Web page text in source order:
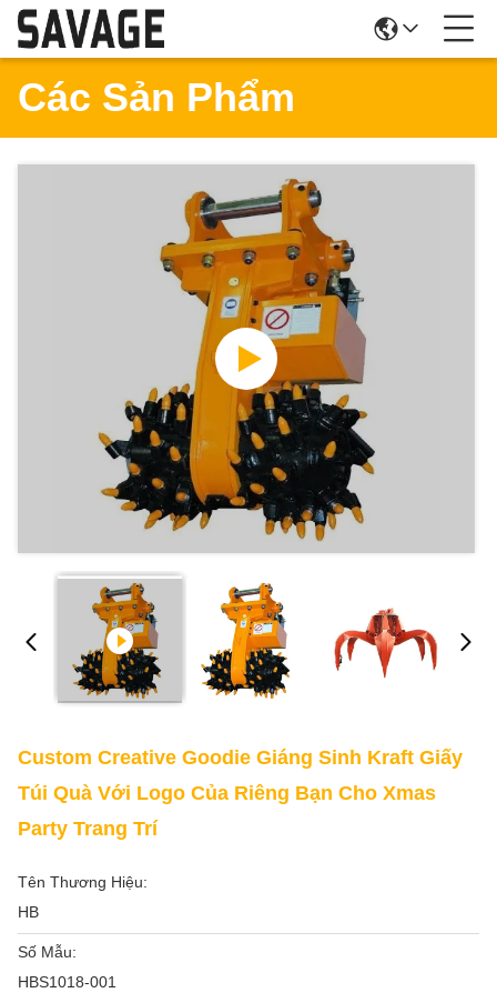
Các Sản Phẩm
Custom Creative Goodie Giáng Sinh Kraft Giấy
Túi Quà Với Logo Của Riêng Bạn Cho Xmas
Party Trang Trí
Tên Thương Hiệu:
HB
Số Mẫu:
HBS1018-001